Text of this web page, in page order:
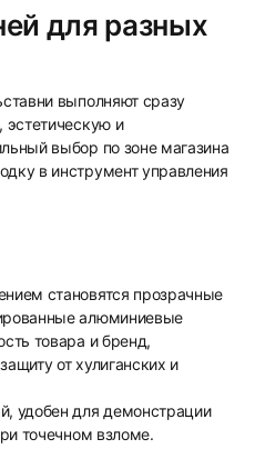
для разных
выполняют сразу
эстетическую и
выбор по зоне магазина
в инструмент управления
становятся прозрачные
алюминиевые
товара и бренд,
от хулиганских и
удобен для демонстрации
точечном взломе.